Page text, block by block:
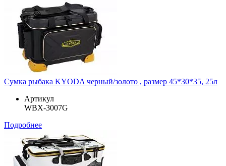
Сумка рыбака KYODA черный/золото , размер 45*30*35, 25л
Артикул
WBX-3007G
Подробнее